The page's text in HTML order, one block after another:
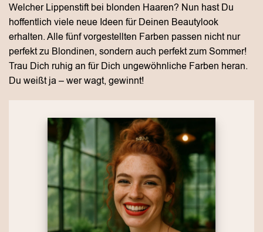
Welcher Lippenstift bei blonden Haaren? Nun hast Du
hoffentlich viele neue Ideen für Deinen Beautylook
erhalten. Alle fünf vorgestellten Farben passen nicht nur
perfekt zu Blondinen, sondern auch perfekt zum Sommer!
Trau Dich ruhig an für Dich ungewöhnliche Farben heran.
Du weißt ja – wer wagt, gewinnt!